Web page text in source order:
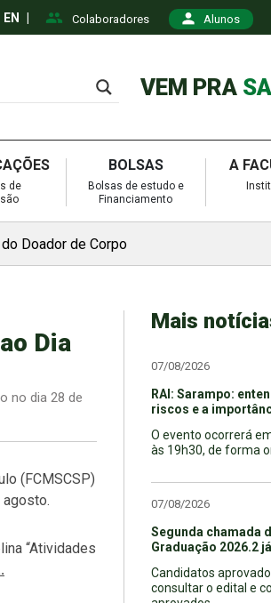
Colaboradores Alunos
EN
VEM PRA
de
BOLSAS
Bolsas de estudo e
Financiamento
A
Doador de Corpo
Dia
no dia 28 de
(FCMSCSP)
“Atividades
Mais
07/08/2026
RAI: Sarampo:
riscos e a
O evento ocorrerá
às 19h30, de forma
07/08/2026
Segunda chamada
Graduação 2026.2
Candidatos
consultar o edital e